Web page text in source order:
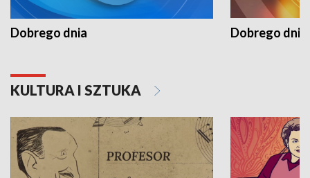
Dobrego dnia Dobrego dnia
KULTURA I SZTUKA